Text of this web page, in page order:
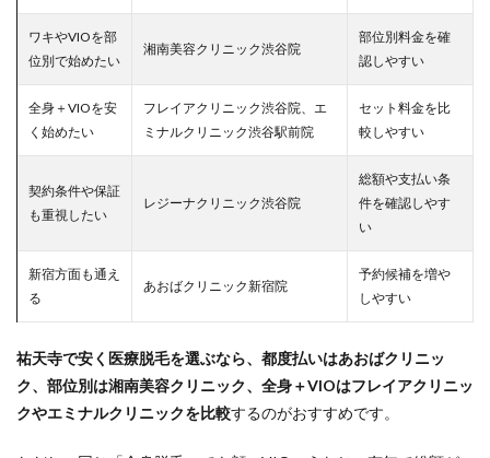
ワキやVIOを部
位別で始めたい
湘南美容クリニック渋谷院
部位別料金を確
認しやすい
全身＋VIOを安
く始めたい
フレイアクリニック渋谷院、エ
ミナルクリニック渋谷駅前院
セット料金を比
較しやすい
契約条件や保証
も重視したい
レジーナクリニック渋谷院
総額や支払い条
件を確認しやす
い
新宿方面も通え
る
あおばクリニック新宿院
予約候補を増や
しやすい
祐天寺で安く医療脱毛を選ぶなら、都度払いはあおばクリニッ
ク、部位別は湘南美容クリニック、全身＋VIOはフレイアクリニッ
クやエミナルクリニックを比較するのがおすすめです。